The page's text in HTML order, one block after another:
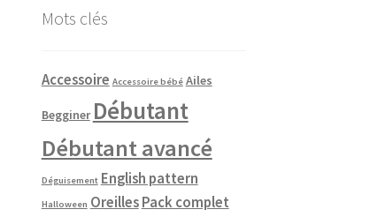
Mots clés
Accessoire Accessoire bébé Ailes
Begginer Débutant
Débutant avancé
Déguisement English pattern
Halloween Oreilles Pack complet